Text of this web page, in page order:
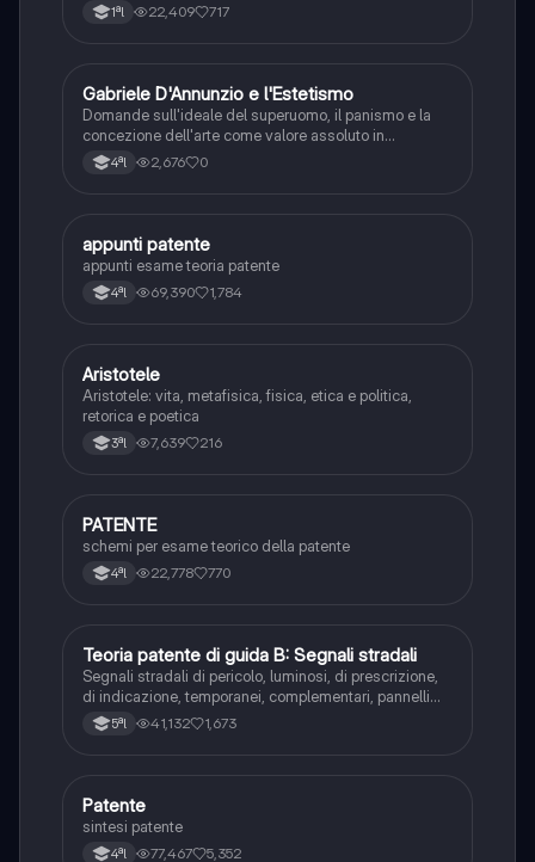
1ªl 22,409 717
GItaliano
Gabriele D'Annunzio e l'Estetismo
Domande sull'ideale del superuomo, il panismo e la
concezione dell'arte come valore assoluto in
D'Annunzio.
4ªl 2,676 0
Altro
appunti patente
appunti esame teoria patente
4ªl 69,390 1,784
Filosofia
Aristotele
Aristotele: vita, metafisica, fisica, etica e politica,
retorica e poetica
3ªl 7,639 216
Altro
PATENTE
schemi per esame teorico della patente
4ªl 22,778 770
Ed. civ.
Teoria patente di guida B: Segnali stradali
Segnali stradali di pericolo, luminosi, di prescrizione,
di indicazione, temporanei, complementari, pannelli
integrativi, segnaletica orizzontale, segnalazioni
agenti del traffico, distanza di visibilità per l‘arresto,
5ªl 41,132 1,673
Altro
Patente
sintesi patente
4ªl 77,467 5,352